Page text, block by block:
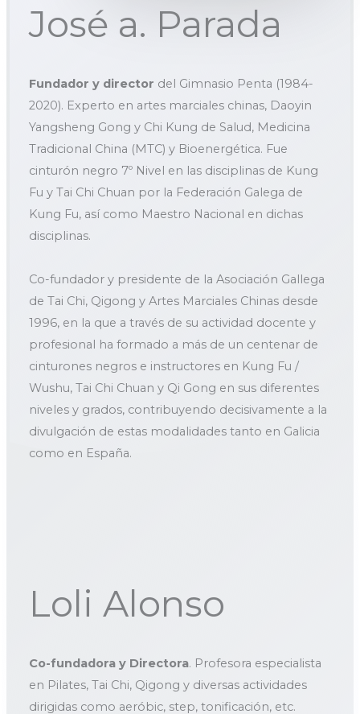
José a. Parada
Fundador y director del Gimnasio Penta (1984-
2020). Experto en artes marciales chinas, Daoyin
Yangsheng Gong y Chi Kung de Salud, Medicina
Tradicional China (MTC) y Bioenergética. Fue
cinturón negro 7º Nivel en las disciplinas de Kung
Fu y Tai Chi Chuan por la Federación Galega de
Kung Fu, así como Maestro Nacional en dichas
disciplinas.
Co-fundador y presidente de la Asociación Gallega
de Tai Chi, Qigong y Artes Marciales Chinas desde
1996, en la que a través de su actividad docente y
profesional ha formado a más de un centenar de
cinturones negros e instructores en Kung Fu /
Wushu, Tai Chi Chuan y Qi Gong en sus diferentes
niveles y grados, contribuyendo decisivamente a la
divulgación de estas modalidades tanto en Galicia
como en España.
Loli Alonso
Co-fundadora y Directora. Profesora especialista
en Pilates, Tai Chi, Qigong y diversas actividades
dirigidas como aeróbic, step, tonificación, etc.